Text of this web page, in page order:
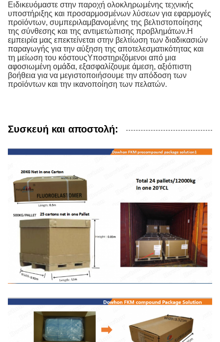
Ειδικευόμαστε στην παροχή ολοκληρωμένης τεχνικής
υποστήριξης και προσαρμοσμένων λύσεων για εφαρμογές
προϊόντων, συμπεριλαμβανομένης της βελτιστοποίησης
της σύνθεσης και της αντιμετώπισης προβλημάτων.Η
εμπειρία μας επεκτείνεται στην βελτίωση των διαδικασιών
παραγωγής για την αύξηση της αποτελεσματικότητας και
τη μείωση του κόστουςΥποστηριζόμενοι από μια
αφοσιωμένη ομάδα, εξασφαλίζουμε άμεση, αξιόπιστη
βοήθεια για να μεγιστοποιήσουμε την απόδοση των
προϊόντων και την ικανοποίηση των πελατών.
Συσκευή και αποστολή: